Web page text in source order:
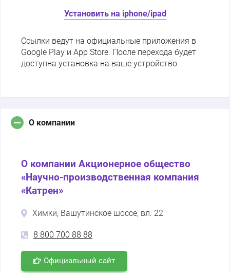
Установить на iphone/ipad
Ссылки ведут на официальные приложения в
Google Play и App Store. После перехода будет
доступна установка на ваше устройство.
О компании
О компании Акционерное общество
«Научно-производственная компания
«Катрен»
Химки, Вашутинское шоссе, вл. 22
8 800 700 88 88
Официальный сайт